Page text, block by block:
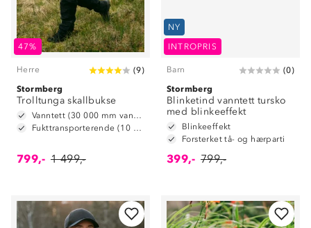
47%
Herre (9)
Stormberg
Trolltunga skallbukse
Vanntett (30 000 mm vannsøyle)
Fukttransporterende (10 000 g/m2/24t)
799,- 1 499,-
NY
INTROPRIS
Barn (0)
Stormberg
Blinketind vanntett tursko
med blinkeeffekt
Blinkeeffekt
Forsterket tå- og hærparti
399,- 799,-